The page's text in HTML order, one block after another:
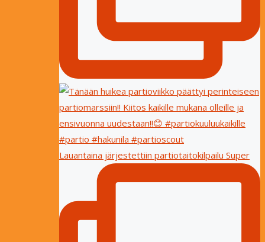
Lauantaina järjestettiin partiotaitokilpailu Super